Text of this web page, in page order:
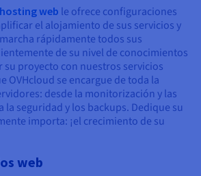
hosting web le ofrece configuraciones
el alojamiento de sus servicios y
rápidamente todos sus
de su nivel de conocimientos
su proyecto con nuestros servicios
OVHcloud se encargue de toda la
desde la monitorización y las
la seguridad y los backups. Dedique su
importa: ¡el crecimiento de su
web